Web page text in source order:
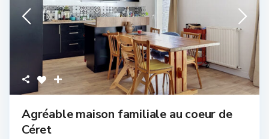
Agréable maison familiale au coeur de
Céret